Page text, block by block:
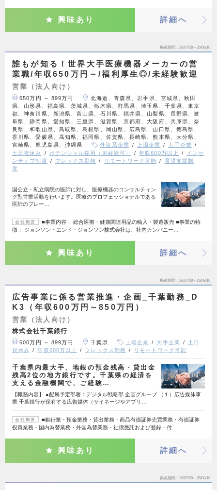
興味あり 詳細へ
掲載期間 26/07/28～26/08/10
誰もが知る！世界大手医療機器メーカーの営
業職/年収650万円～/福利厚生◎/未経験歓迎
営業（法人向け）
650万円 ～ 899万円
北海道、青森県、岩手県、宮城県、秋田
県、山形県、福島県、茨城県、栃木県、群馬県、埼玉県、千葉県、東京
都、神奈川県、新潟県、富山県、石川県、福井県、山梨県、長野県、岐
阜県、静岡県、愛知県、三重県、滋賀県、京都府、大阪府、兵庫県、奈
良県、和歌山県、鳥取県、島根県、岡山県、広島県、山口県、徳島県、
香川県、愛媛県、高知県、福岡県、佐賀県、長崎県、熊本県、大分県、
宮崎県、鹿児島県、沖縄県
外資系企業 上場企業
大手企業
土日祝休み
ポテンシャル採用（未経験可） 年収600万以上
インセ
ンティブ制度
フレックス勤務 リモートワーク可能
育児支援制
度
国公立・私立病院の医師に対し、医療機器のコンサルティン
グ型営業活動を行います。医療のプロフェッショナルである
医師のブレー…
会社概要
■事業内容： 総合医療・健康関連用品の輸入・製造販売 ■事業の特
徴： ジョンソン・エンド・ジョンソン株式会社は、社内カンパニー…
興味あり 詳細へ
掲載期間 26/07/28～26/08/10
広告事業に係る営業推進・企画_千葉勤務_D
K3（年収600万円～850万円）
営業（法人向け）
株式会社千葉銀行
600万円 ～ 899万円 千葉県 上場企業 大手企業
土日
祝休み
年収600万以上 フレックス勤務 リモートワーク可能
千葉県内最大手、地銀の預金残高・貸出金
残高2位の地方銀行です。千葉県の経済を
支える金融機関で、ご経験…
【職務内容】 ●配属予定部署：デジタル戦略部 企画グループ （１）広告媒体事
業 千葉銀行が保有する広告媒体（サイネージやアプリ…
会社概要
■銀行業・預金業務・貸出業務・商品有価証券売買業務・有価証券
投資業務・国内為替業務・外国為替業務・社債受託および登録・付…
興味あり 詳細へ
掲載期間 26/07/28～26/08/10